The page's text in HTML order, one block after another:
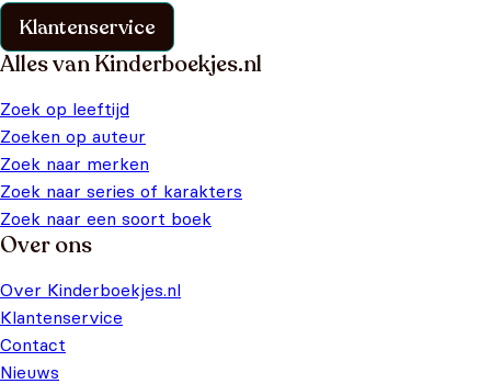
Klantenservice
Alles van Kinderboekjes.nl
Zoek op leeftijd
Zoeken op auteur
Zoek naar merken
Zoek naar series of karakters
Zoek naar een soort boek
Over ons
Over Kinderboekjes.nl
Klantenservice
Contact
Nieuws